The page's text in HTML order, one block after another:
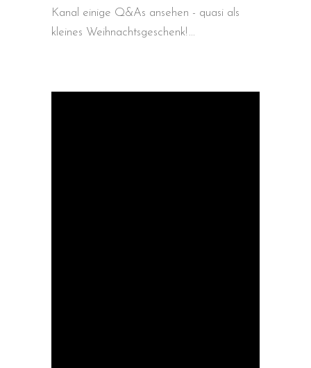
Kanal einige Q&As ansehen - quasi als
kleines Weihnachtsgeschenk!